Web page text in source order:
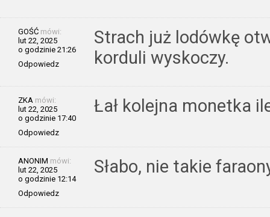
GOŚĆ mówi:
lut 22, 2025
o godzinie 21:26
Odpowiedz
Strach już lodówkę
korduli wyskoczy.
ZKA mówi:
lut 22, 2025
o godzinie 17:40
Odpowiedz
Łał kolejna monetka
ANONIM mówi:
lut 22, 2025
o godzinie 12:14
Odpowiedz
Słabo, nie takie